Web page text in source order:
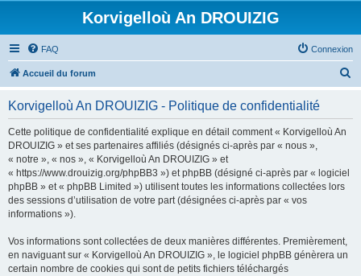
Korvigelloù An DROUIZIG
FAQ Connexion
Accueil du forum
Korvigelloù An DROUIZIG - Politique de confidentialité
Cette politique de confidentialité explique en détail comment « Korvigelloù An
DROUIZIG » et ses partenaires affiliés (désignés ci-après par « nous »,
« notre », « nos », « Korvigelloù An DROUIZIG » et
« https://www.drouizig.org/phpBB3 ») et phpBB (désigné ci-après par « logiciel
phpBB » et « phpBB Limited ») utilisent toutes les informations collectées lors
des sessions d’utilisation de votre part (désignées ci-après par « vos
informations »).
Vos informations sont collectées de deux manières différentes. Premièrement,
en naviguant sur « Korvigelloù An DROUIZIG », le logiciel phpBB génèrera un
certain nombre de cookies qui sont de petits fichiers téléchargés